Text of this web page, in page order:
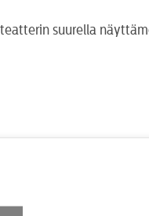
suurella